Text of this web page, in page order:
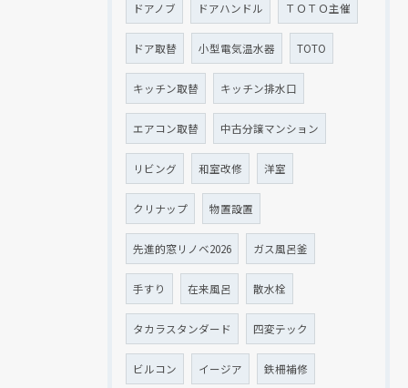
ドアノブ ドアハンドル ＴＯＴＯ主催
ドア取替 小型電気温水器 TOTO
キッチン取替 キッチン排水口
エアコン取替 中古分譲マンション
リビング 和室改修 洋室
クリナップ 物置設置
先進的窓リノベ2026 ガス風呂釜
手すり 在来風呂 散水栓
タカラスタンダード 四変テック
ビルコン イージア 鉄柵補修